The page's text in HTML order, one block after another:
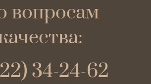
вопросам
34-24-62